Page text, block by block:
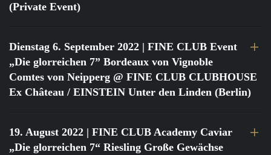
(Private Event)
Dienstag 6. September 2022 | FINE CLUB Event
„Die glorreichen 7” Bordeaux von Vignoble
Comtes von Neipperg @ FINE CLUB CLUBHOUSE
Ex Château / EINSTEIN Unter den Linden (Berlin)
19. August 2022 | FINE CLUB Academy Caviar
„Die glorreichen 7“ Riesling Große Gewächse